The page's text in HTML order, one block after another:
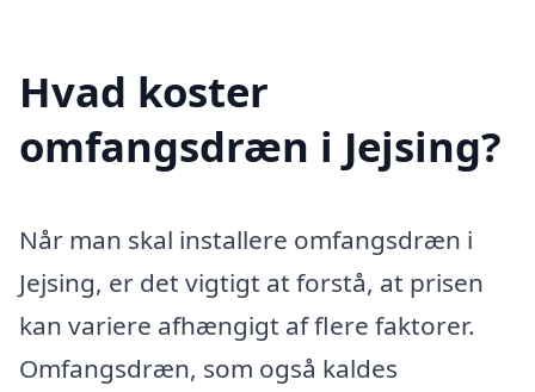
Hvad koster
omfangsdræn i Jejsing?
Når man skal installere omfangsdræn i
Jejsing, er det vigtigt at forstå, at prisen
kan variere afhængigt af flere faktorer.
Omfangsdræn, som også kaldes